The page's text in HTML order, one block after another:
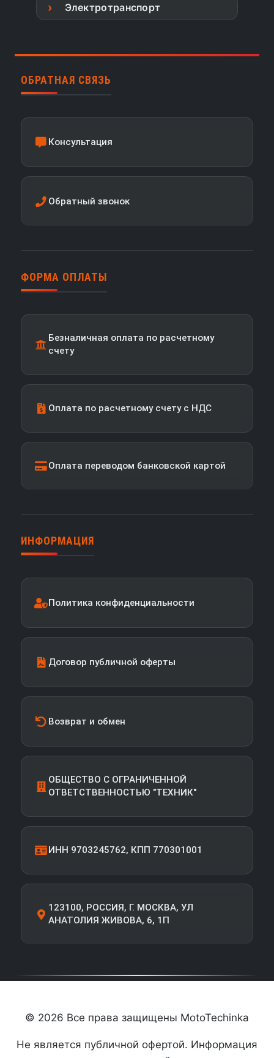
Электротранспорт
ОБРАТНАЯ СВЯЗЬ
Консультация
Обратный звонок
ФОРМА ОПЛАТЫ
Безналичная оплата по расчетному
счету
Оплата по расчетному счету с НДС
Оплата переводом банковской картой
ИНФОРМАЦИЯ
Политика конфиденциальности
Договор публичной оферты
Возврат и обмен
ОБЩЕСТВО С ОГРАНИЧЕННОЙ
ОТВЕТСТВЕННОСТЬЮ "ТЕХНИК"
ИНН 9703245762, КПП 770301001
123100, РОССИЯ, Г. МОСКВА, УЛ
АНАТОЛИЯ ЖИВОВА, 6, 1П
© 2026 Все права защищены MotoTechinka
Не является публичной офертой. Информация